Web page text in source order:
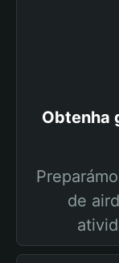
Obtenha
de